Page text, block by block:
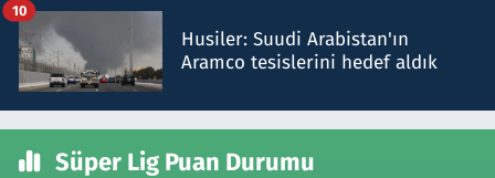
Husiler: Suudi Arabistan'ın
Aramco tesislerini hedef aldık
10
Süper Lig Puan Durumu